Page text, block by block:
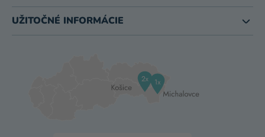
UŽITOČNÉ INFORMÁCIE